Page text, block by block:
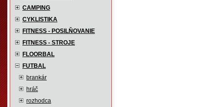
CAMPING
CYKLISTIKA
FITNESS - POSILŇOVANIE
FITNESS - STROJE
FLOORBAL
FUTBAL
brankár
hráč
rozhodca